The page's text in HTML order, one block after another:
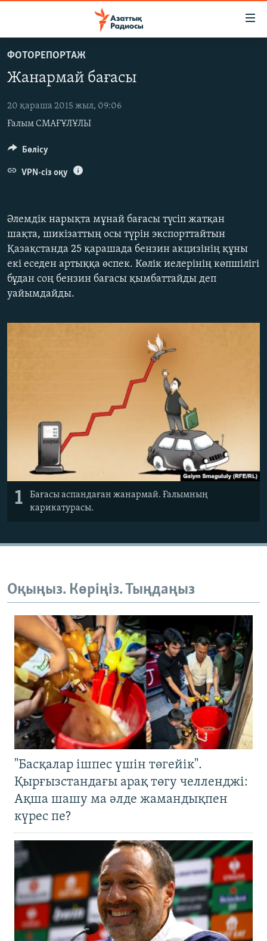
main
Skip
to
Navigation
Skip
САЯСАТ
AZATTYQTV
ҚАҢТАР ОҚИҒАСЫ
АДАМ ҚҰҚЫҚТАРЫ
ӘЛЕУМЕТ
АРНАЙЫ ЖОБАЛАР
Русский
ЖАЗЫЛЫҢЫЗ
ФОТОРЕПОРТАЖ
Жанармай бағасы
20 қараша 2015 жыл, 09:06
Ғалым СМАҒҰЛҰЛЫ
Әлемдік нарықта мұнай бағасы түсіп жатқан
шақта, шикізаттың осы түрін экспорттайтын
Қазақстанда 25 қарашада бензин акцизінің құны
екі еседен артыққа өспек. Көлік иелерінің көпшілігі
бұдан соң бензин бағасы қымбаттайды деп
уайымдайды.
1
Бағасы аспандаған жанармай. Ғалымның
карикатурасы.
Бөлісу
VPN-сіз оқу
Оқыңыз. Көріңіз. Тыңдаңыз
"Басқалар ішпес үшін төгейік".
Қырғызстандағы арақ төгу челленджі:
Ақша шашу ма әлде жамандықпен
күрес пе?